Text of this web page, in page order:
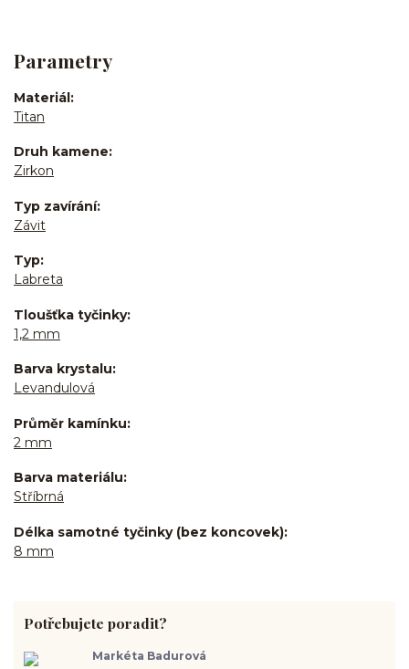
Parametry
Materiál
Titan
Druh kamene
Zirkon
Typ zavírání
Závit
Typ
Labreta
Tloušťka tyčinky
1,2 mm
Barva krystalu
Levandulová
Průměr kamínku
2 mm
Barva materiálu
Stříbrná
Délka samotné tyčinky (bez koncovek)
8 mm
Potřebujete poradit?
Markéta Badurová